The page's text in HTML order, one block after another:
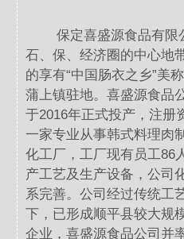
保定喜盛源食品有限公
石、保、经济圈的中心地
的享有“中国肠衣之乡”美
蒲上镇驻地。喜盛源食品
于2016年正式投产，注册
一家专业从事韩式料理肉
化工厂，工厂现有员工86
产工艺及生产设备，公司
系完善。公司经过传统工
下，已形成顺平县较大规
企业，喜盛源食品公司并